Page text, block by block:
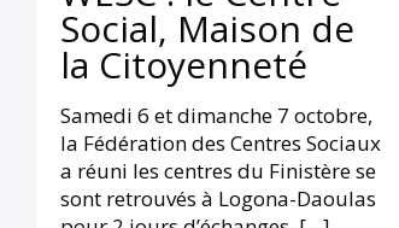
Social, Maison de
la Citoyenneté
Samedi 6 et dimanche 7 octobre,
la Fédération des Centres Sociaux
a réuni les centres du Finistère se
sont retrouvés à Logona-Daoulas